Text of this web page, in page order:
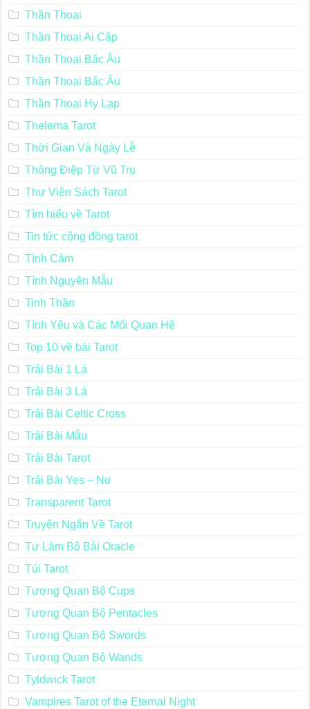
Thần Thoại
Thần Thoại Ai Cập
Thần Thoại Bắc Âu
Thần Thoại Bắc Âu
Thần Thoại Hy Lạp
Thelema Tarot
Thời Gian Và Ngày Lễ
Thông Điệp Từ Vũ Trụ
Thư Viện Sách Tarot
Tìm hiểu về Tarot
Tin tức cộng đồng tarot
Tình Cảm
Tính Nguyên Mẫu
Tinh Thần
Tình Yêu và Các Mối Quan Hệ
Top 10 về bài Tarot
Trải Bài 1 Lá
Trải Bài 3 Lá
Trải Bài Celtic Cross
Trải Bài Mẫu
Trải Bài Tarot
Trải Bài Yes – No
Transparent Tarot
Truyện Ngắn Về Tarot
Tự Làm Bộ Bài Oracle
Túi Tarot
Tương Quan Bộ Cups
Tương Quan Bộ Pentacles
Tương Quan Bộ Swords
Tương Quan Bộ Wands
Tyldwick Tarot
Vampires Tarot of the Eternal Night